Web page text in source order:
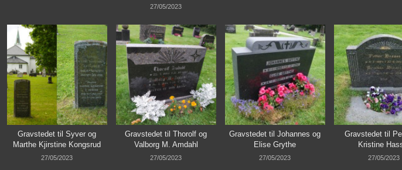
27/05/2023
Gravstedet til Syver og
Marthe Kjirstine Kongsrud
27/05/2023
Gravstedet til Thorolf og
Valborg M. Amdahl
27/05/2023
Gravstedet til Johannes og
Elise Grythe
27/05/2023
Gravstedet til
Kristine
27/05/2023